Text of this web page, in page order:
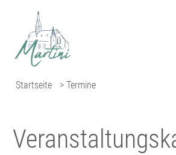
Startseite > Termine